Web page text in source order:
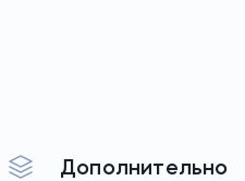
Дополнительно